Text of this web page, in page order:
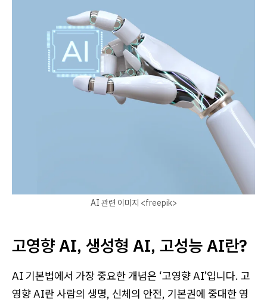
AI 관련 이미지 <freepik>
고영향 AI, 생성형 AI, 고성능 AI란?
AI 기본법에서 가장 중요한 개념은 ‘고영향 AI’입니다. 고
영향 AI란 사람의 생명, 신체의 안전, 기본권에 중대한 영